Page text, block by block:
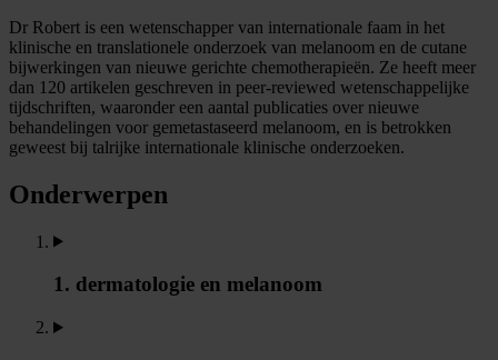
Dr Robert is een wetenschapper van internationale faam in het
klinische en translationele onderzoek van melanoom en de cutane
bijwerkingen van nieuwe gerichte chemotherapieën. Ze heeft meer
dan 120 artikelen geschreven in peer-reviewed wetenschappelijke
tijdschriften, waaronder een aantal publicaties over nieuwe
behandelingen voor gemetastaseerd melanoom, en is betrokken
geweest bij talrijke internationale klinische onderzoeken.
Onderwerpen
1. dermatologie en melanoom